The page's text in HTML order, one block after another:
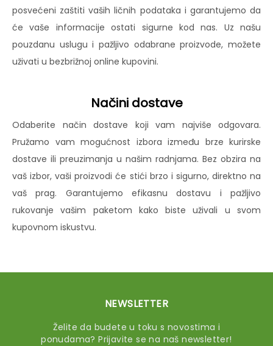
posvećeni zaštiti vaših ličnih podataka i garantujemo da
će vaše informacije ostati sigurne kod nas. Uz našu
pouzdanu uslugu i pažljivo odabrane proizvode, možete
uživati u bezbrižnoj online kupovini.
Načini dostave
Odaberite način dostave koji vam najviše odgovara.
Pružamo vam mogućnost izbora između brze kurirske
dostave ili preuzimanja u našim radnjama. Bez obzira na
vaš izbor, vaši proizvodi će stići brzo i sigurno, direktno na
vaš prag. Garantujemo efikasnu dostavu i pažljivo
rukovanje vašim paketom kako biste uživali u svom
kupovnom iskustvu.
NEWSLETTER
Želite da budete u toku s novostima i
ponudama? Prijavite se na naš newsletter!